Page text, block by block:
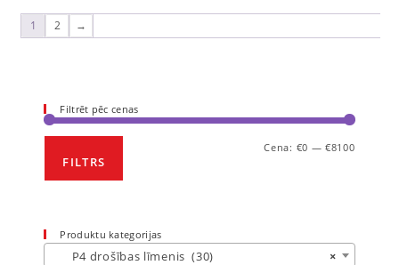
1 2 →
Filtrēt pēc cenas
FILTRS
Cena: €0 —€8100
Produktu kategorijas
×
P4 drošības līmenis (30)